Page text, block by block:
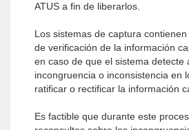
ATUS a fin de liberarlos.
Los sistemas de captura
de verificación de la información
en caso de que el sistema detecte
incongruencia o inconsistencia en
ratificar o rectificar la información
Es factible que durante este